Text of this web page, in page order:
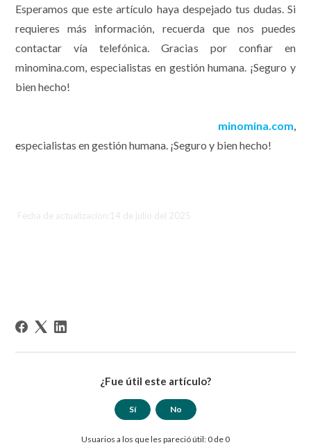
Esperamos que este artículo haya despejado tus dudas. Si
requieres más información, recuerda que nos puedes
contactar vía telefónica. Gracias por confiar en
minomina.com, especialistas en gestión humana. ¡Seguro y
bien hecho!
minomina.com
especialistas en gestión humana. ¡Seguro y bien hecho!
Fecha de actualizacion:14 de julio del 2025
¿Fue útil este artículo?
Sí No
Usuarios a los que les pareció útil: 0 de 0